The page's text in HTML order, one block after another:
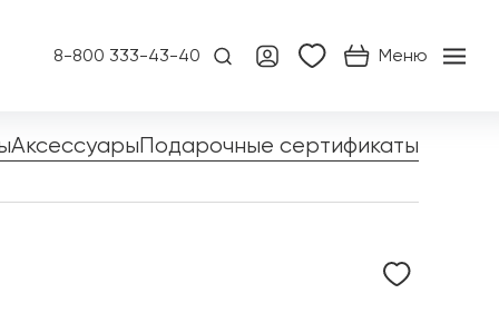
8-800 333-43-40 Меню
АксессуарыПодарочные сертификаты